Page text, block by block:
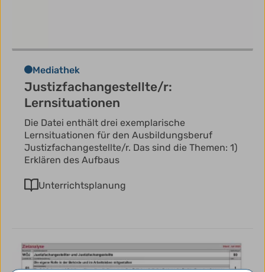
Mediathek
Justizfachangestellte/r:
Lernsituationen
Die Datei enthält drei exemplarische
Lernsituationen für den Ausbildungsberuf
Justizfachangestellte/r. Das sind die Themen: 1)
Erklären des Aufbaus
Unterrichtsplanung